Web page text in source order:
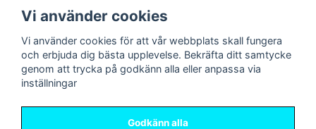
Navigering
Nyheter!
Förbeställning
Mitt konto
Logga in
Registrera dig
Glömt lösenord?
Sociala medier
Vi använder cookies
Vi använder cookies för att vår webbplats skall fungera
och erbjuda dig bästa upplevelse. Bekräfta ditt samtycke
genom att trycka på godkänn alla eller anpassa via
inställningar
Godkänn alla